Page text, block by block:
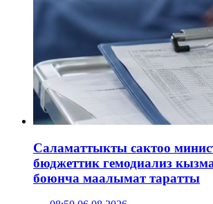
Саламаттыкты сактоо
бюджеттик гемодиализ
боюнча маалымат таратты